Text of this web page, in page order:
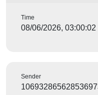
Time
08/06/2026, 03:00:02
Sender